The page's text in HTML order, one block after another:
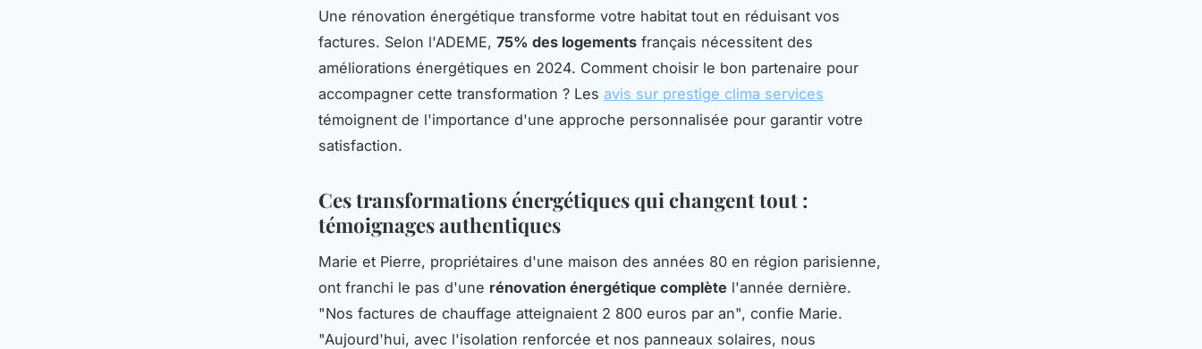
Une rénovation énergétique transforme votre habitat tout en réduisant vos
factures. Selon l'ADEME, 75% des logements français nécessitent des
améliorations énergétiques en 2024. Comment choisir le bon partenaire pour
accompagner cette transformation ? Les avis sur prestige clima services
témoignent de l'importance d'une approche personnalisée pour garantir votre
satisfaction.
Ces transformations énergétiques qui changent tout :
témoignages authentiques
Marie et Pierre, propriétaires d'une maison des années 80 en région parisienne,
ont franchi le pas d'une rénovation énergétique complète l'année dernière.
"Nos factures de chauffage atteignaient 2 800 euros par an", confie Marie.
"Aujourd'hui, avec l'isolation renforcée et nos panneaux solaires, nous